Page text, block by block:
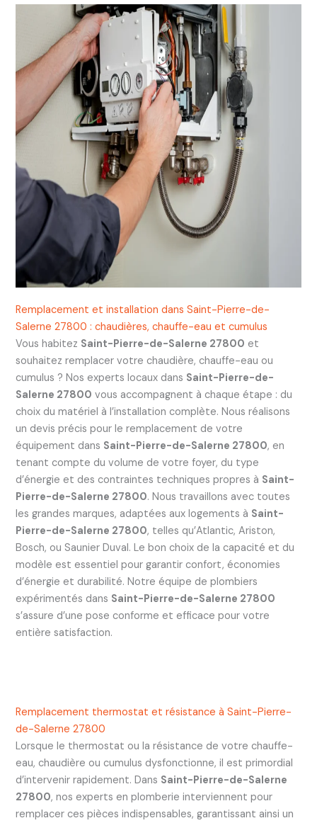
Remplacement et installation dans Saint-Pierre-de-
Salerne 27800 : chaudières, chauffe-eau et cumulus
Vous habitez Saint-Pierre-de-Salerne 27800 et
souhaitez remplacer votre chaudière, chauffe-eau ou
cumulus ? Nos experts locaux dans Saint-Pierre-de-
Salerne 27800 vous accompagnent à chaque étape : du
choix du matériel à l’installation complète. Nous réalisons
un devis précis pour le remplacement de votre
équipement dans Saint-Pierre-de-Salerne 27800, en
tenant compte du volume de votre foyer, du type
d’énergie et des contraintes techniques propres à Saint-
Pierre-de-Salerne 27800. Nous travaillons avec toutes
les grandes marques, adaptées aux logements à Saint-
Pierre-de-Salerne 27800, telles qu’Atlantic, Ariston,
Bosch, ou Saunier Duval. Le bon choix de la capacité et du
modèle est essentiel pour garantir confort, économies
d’énergie et durabilité. Notre équipe de plombiers
expérimentés dans Saint-Pierre-de-Salerne 27800
s’assure d’une pose conforme et efficace pour votre
entière satisfaction.
Remplacement thermostat et résistance à Saint-Pierre-
de-Salerne 27800
Lorsque le thermostat ou la résistance de votre chauffe-
eau, chaudière ou cumulus dysfonctionne, il est primordial
d’intervenir rapidement. Dans Saint-Pierre-de-Salerne
27800, nos experts en plomberie interviennent pour
remplacer ces pièces indispensables, garantissant ainsi un